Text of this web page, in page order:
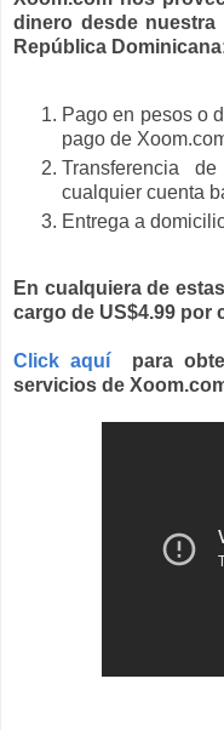
dinero desde nuestra
República
Pago en pesos o
pago de
Transferencia
cualquier cuenta
Entrega a
En cualquiera de
cargo de US$4.99 por
Click aquí para
servicios de